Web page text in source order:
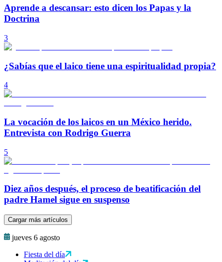
Aprende a descansar: esto dicen los Papas y la
Doctrina
3
¿Sabías que el laico tiene una espiritualidad propia?
4
La vocación de los laicos en un México herido.
Entrevista con Rodrigo Guerra
5
Diez años después, el proceso de beatificación del
padre Hamel sigue en suspenso
Cargar más artículos
jueves 6 agosto
Fiesta del día